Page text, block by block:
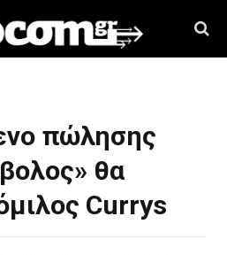
πώλησης
θα
Currys